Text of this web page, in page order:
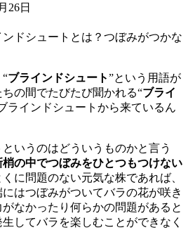
26日
ブラインドシュート”という用語が
の間でたびたび聞かれる“ブライ
ラインドシュートから来ているん
いうのはどういうものかと言う
の中でつぼみをひとつもつけない
に問題のない元気な株であれば、
はつぼみがついてバラの花が咲き
なかったり何らかの問題があると
してバラを楽しむことができなく